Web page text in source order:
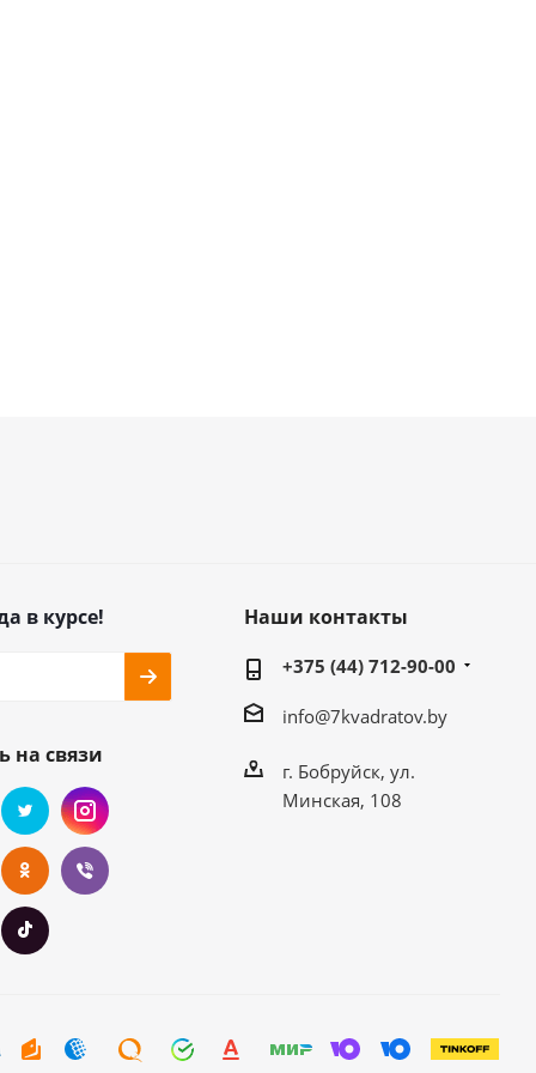
в курсе!
на связи
Наши контакты
+375 (44) 712-90-00
info@7kvadratov.by
г. Бобруйск, ул.
Минская, 108